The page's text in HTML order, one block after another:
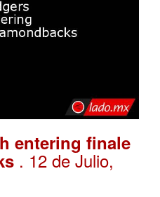
entering finale
. 12 de Julio,